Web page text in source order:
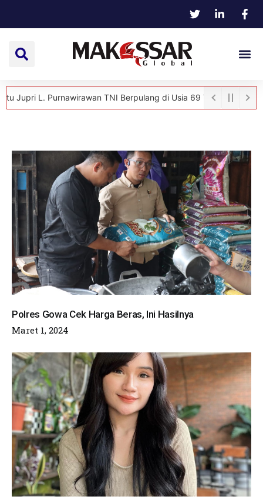
Purnawirawan TNI Berpulang di Usia 69 Tahun Hangat dan
Polres Gowa Cek Harga Beras, Ini Hasilnya
Maret 1, 2024